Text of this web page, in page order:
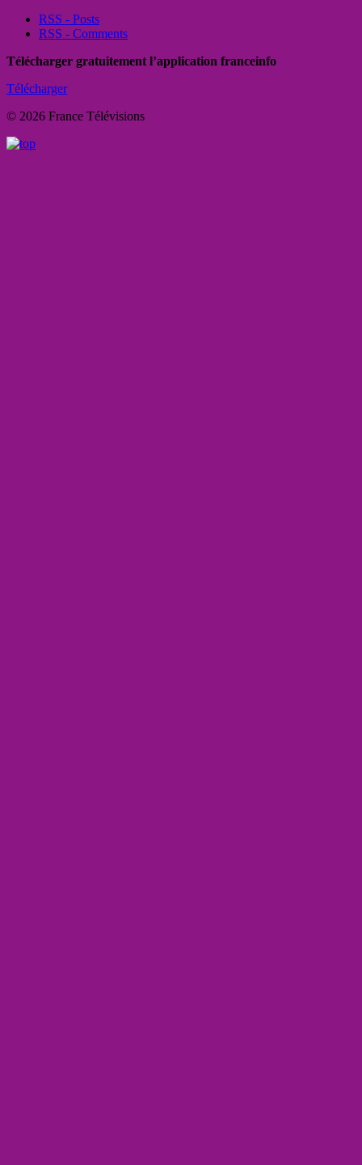
RSS - Posts
RSS - Comments
Télécharger gratuitement l’application franceinfo
Télécharger
© 2026 France Télévisions